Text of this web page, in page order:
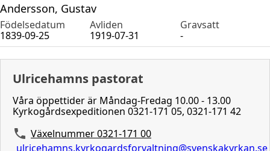
Andersson, Gustav
Födelsedatum Avliden
Gravsatt
1839-09-25
1919-07-31 -
Ulricehamns pastorat
Våra öppettider är Måndag-Fredag 10.00 - 13.00
Kyrkogårdsexpeditionen 0321-171 05, 0321-171 42
Växelnummer 0321-171 00
ulricehamns.kyrkogardsforvaltning@svenskakyrkan.se